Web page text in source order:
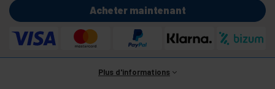
Acheter maintenant
Plus d'informations